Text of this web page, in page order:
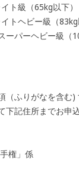
ト級（65kg以下）
トヘビー級（83kg
パーヘビー級（
（ふりがなを含む)
記住所までお申込
権」係